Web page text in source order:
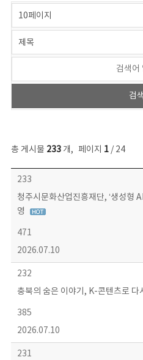
총 게시물 233개, 페이지 1/ 24
보도자료 목록 - 번호, 제목, 작성자, 파일, 조회수, 작성일 정보 제공
233
청주시문화산업진흥재단, ‘생성형
영
471
2026.07.10
232
충북의 숨은 이야기, K-콘텐츠로 다
385
2026.07.10
231